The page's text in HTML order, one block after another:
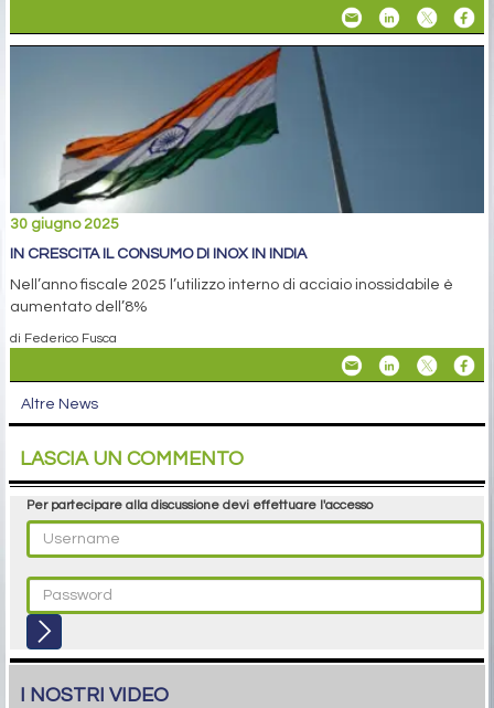
30 giugno 2025
IN CRESCITA IL CONSUMO DI INOX IN INDIA
Nell’anno fiscale 2025 l’utilizzo interno di acciaio inossidabile è
aumentato dell’8%
di Federico Fusca
Altre News
LASCIA UN COMMENTO
Per partecipare alla discussione devi effettuare l'accesso
I NOSTRI VIDEO